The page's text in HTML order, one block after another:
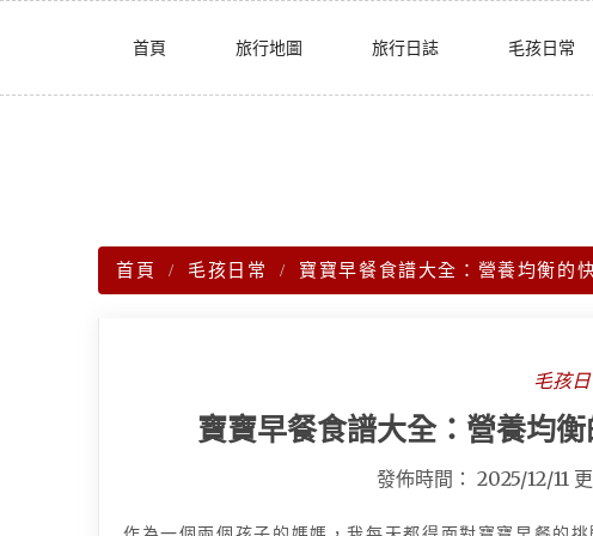
首頁 旅行地圖 旅行日誌 毛孩日常
首頁 毛孩日常 寶寶早餐食譜大全：營養均衡的
毛孩
寶寶早餐食譜大全：營養均
發佈時間： 2025/12/11更